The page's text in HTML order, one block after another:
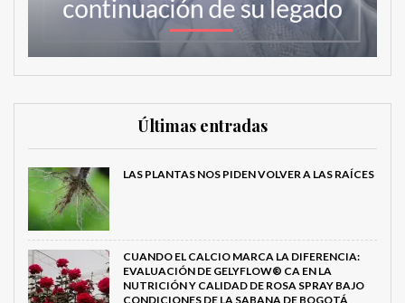
Últimas entradas
LAS PLANTAS NOS PIDEN VOLVER A LAS RAÍCES
CUANDO EL CALCIO MARCA LA DIFERENCIA:
EVALUACIÓN DE GELYFLOW® CA EN LA
NUTRICIÓN Y CALIDAD DE ROSA SPRAY BAJO
CONDICIONES DE LA SABANA DE BOGOTÁ